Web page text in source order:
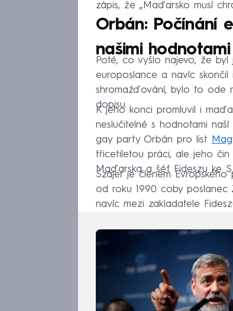
zápis, že „Maďarsko musí
Orbán: Počínání
našimi hodnotami
Poté, co vyšlo najevo, že byl
europoslance a navíc skončil
shromažďování, bylo to ode
dopisu.
K jeho konci promluvil i
neslučitelné s hodnotami
gay party Orbán pro list
třicetiletou práci, ale jeho čin
Maďarska a šéf Fideszu ke
Szájer je členem
od roku 1990 coby poslanec
navíc mezi zakladatele